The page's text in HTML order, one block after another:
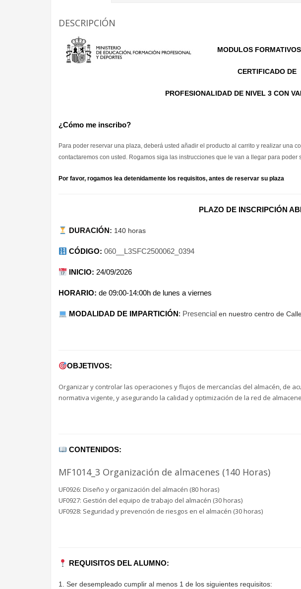
DESCRIPCIÓN
MODULOS
CERTIFICADO DE
PROFESIONALIDAD DE NIVEL 3 CON
¿Cómo me inscribo?
Para poder reservar una plaza, deberá usted añadir el producto al carrito y realizar una
contactaremos con usted. Rogamos siga las instrucciones que le van a llegar para poder
Por favor, rogamos lea detenidamente los requisitos, antes de reservar su plaza
PLAZO DE INSCRIPCIÓN
DURACIÓN: 140 horas
CÓDIGO: 060__L3SFC2500062_0394
INICIO: 24/09/2026
HORARIO: de 09:00-14:00h de lunes a viernes
MODALIDAD DE IMPARTICIÓN: Presencial en nuestro centro de
OBJETIVOS:
Organizar y controlar las operaciones y flujos de mercancías del almacén, de
normativa vigente, y asegurando la calidad y optimización de la red de
CONTENIDOS:
MF1014_3 Organización de almacenes (140 Horas)
UF0926: Diseño y organización del almacén (80 horas)
UF0927: Gestión del equipo de trabajo del almacén (30 horas)
UF0928: Seguridad y prevención de riesgos en el almacén (30 horas)
REQUISITOS DEL ALUMNO:
1. Ser desempleado cumplir al menos 1 de los siguientes requisitos: